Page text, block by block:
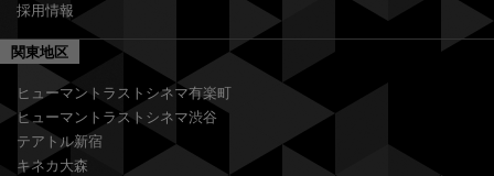
採用情報
関東地区
ヒューマントラストシネマ有楽町
ヒューマントラストシネマ渋谷
テアトル新宿
キネカ大森